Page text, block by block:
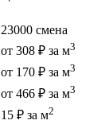
23000 смена
от 308 ₽ за м3
от 170 ₽ за м3
от 466 ₽ за м3
15 ₽ за м2